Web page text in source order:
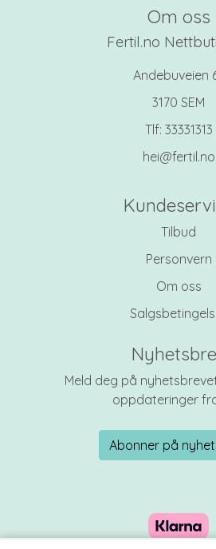
Om oss
Fertil.no
Andebuveien
3170 SEM
Tlf: 33331313
hei@fertil.no
Tilbud
Personvern
Om oss
Meld deg på
oppdateringer
Abonner på